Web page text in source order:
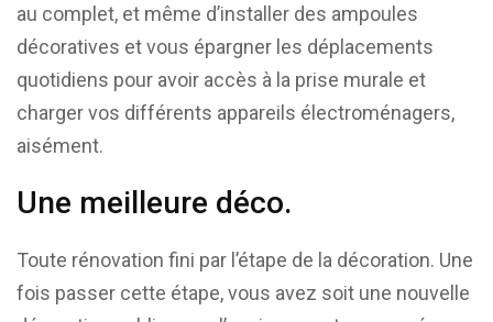
au complet, et même d’installer des ampoules
décoratives et vous épargner les déplacements
quotidiens pour avoir accès à la prise murale et
charger vos différents appareils électroménagers,
aisément.
Une meilleure déco.
Toute rénovation fini par l’étape de la décoration. Une
fois passer cette étape, vous avez soit une nouvelle